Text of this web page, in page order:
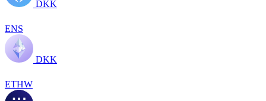
DKK
ENS
DKK
ETHW